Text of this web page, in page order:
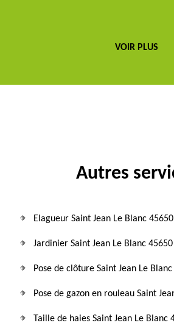
VOIR PLUS
Autres
Elagueur Saint Jean Le Blanc 45650
Jardinier Saint Jean Le Blanc 45650
Pose de clôture Saint Jean Le
Pose de gazon en rouleau Saint
Taille de haies Saint Jean Le Blanc